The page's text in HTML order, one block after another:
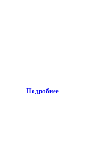
Подробнее